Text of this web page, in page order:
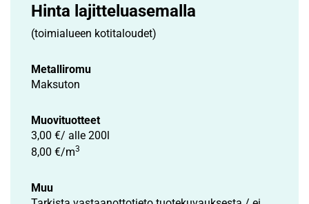
Hinta lajittelu­asemalla
(toimialueen kotitaloudet)
Metalliromu
Maksuton
Muovituotteet
3,00 €/ alle 200l
8,00 €/m3
Muu